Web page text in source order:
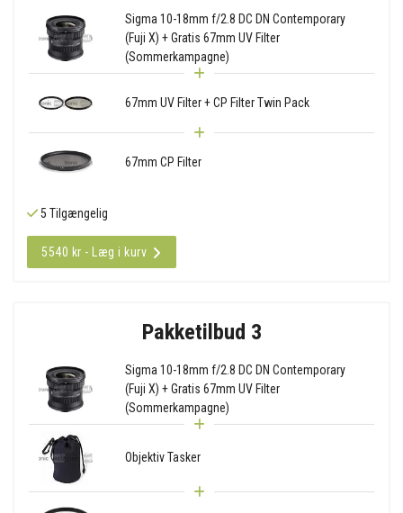
Sigma 10-18mm f/2.8 DC DN Contemporary
(Fuji X) + Gratis 67mm UV Filter
(Sommerkampagne)
67mm UV Filter + CP Filter Twin Pack
67mm CP Filter
5 Tilgængelig
5540 kr - Læg i kurv
Pakketilbud 3
Sigma 10-18mm f/2.8 DC DN Contemporary
(Fuji X) + Gratis 67mm UV Filter
(Sommerkampagne)
Objektiv Tasker